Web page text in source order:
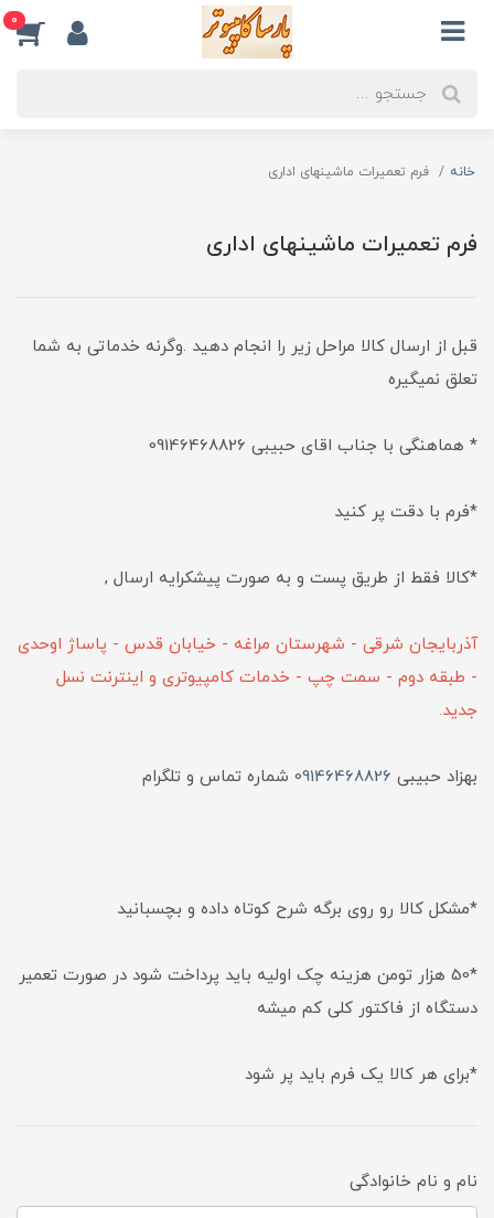
0
خانه فرم تعمیرات ماشینهای اداری
فرم تعمیرات ماشینهای اداری
قبل از ارسال کالا مراحل زیر را انجام دهید .وگرنه خدماتی به شما
تعلق نمیگیره
* هماهنگی با جناب اقای حبیبی 09146468826
*فرم با دقت پر کنید
*کالا فقط از طریق پست و به صورت پیشکرایه ارسال ,
آذربایجان شرقی - شهرستان مراغه - خیابان قدس - پاساژ اوحدی
- طبقه دوم - سمت چپ - خدمات کامپیوتری و اینترنت نسل
جدید.
بهزاد حبیبی 09146468826 شماره تماس و تلگرام
*مشکل کالا رو روی برگه شرح کوتاه داده و بچسبانید
*50 هزار تومن هزینه چک اولیه باید پرداخت شود در صورت تعمیر
دستگاه از فاکتور کلی کم میشه
*برای هر کالا یک فرم باید پر شود
نام و نام خانوادگی